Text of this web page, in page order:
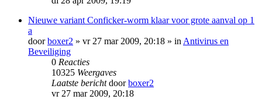
Nieuwe variant Conficker-worm klaar voor grote aanval op 1
a
doorboxer2 » vr 27 mar 2009, 20:18 » in Antivirus en
Beveiliging
0 Reacties
10325 Weergaves
Laatste berichtdoorboxer2
vr 27 mar 2009, 20:18